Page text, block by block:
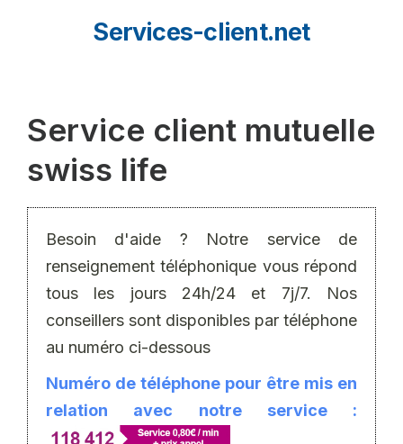
Services-client.net
Service client mutuelle
swiss life
Besoin d'aide ? Notre service de
renseignement téléphonique vous répond
tous les jours 24h/24 et 7j/7. Nos
conseillers sont disponibles par téléphone
au numéro ci-dessous
Numéro de téléphone pour être mis en
relation avec notre service :